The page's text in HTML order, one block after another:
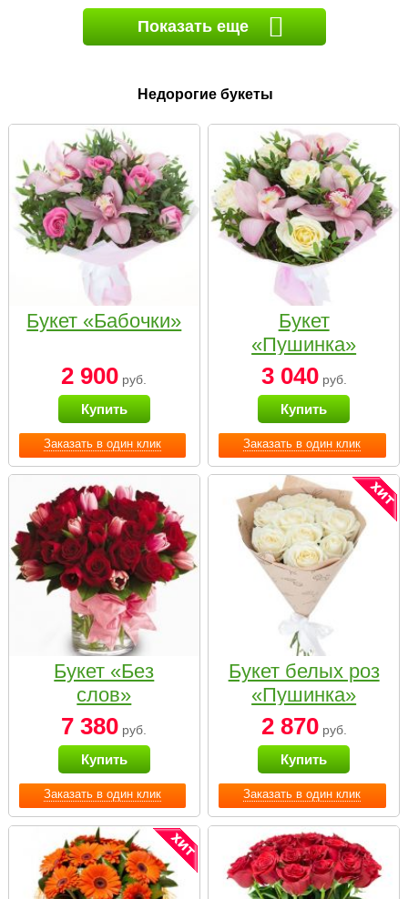
Показать еще
Недорогие букеты
Заказать в один клик
Букет «Бабочки»
2 900 руб.
Купить
Заказать в один клик
Букет
«Пушинка»
3 040руб.
Купить
Заказать в один клик
Букет «Без
слов»
7 380 руб.
Купить
Заказать в один клик
Букет белых роз
«Пушинка»
2 870руб.
Купить